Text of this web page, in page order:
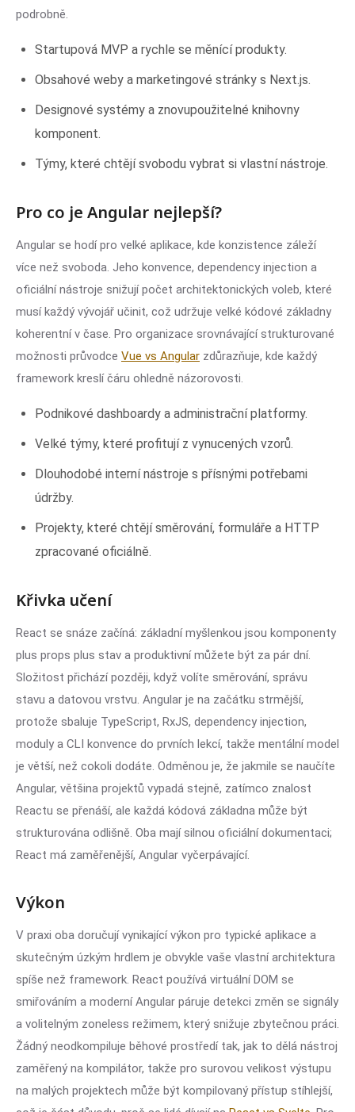
podrobně.
Startupová MVP a rychle se měnící produkty.
Obsahové weby a marketingové stránky s Next.js.
Designové systémy a znovupoužitelné knihovny
komponent.
Týmy, které chtějí svobodu vybrat si vlastní nástroje.
Pro co je Angular nejlepší?
Angular se hodí pro velké aplikace, kde konzistence záleží
více než svoboda. Jeho konvence, dependency injection a
oficiální nástroje snižují počet architektonických voleb, které
musí každý vývojář učinit, což udržuje velké kódové základny
koherentní v čase. Pro organizace srovnávající strukturované
možnosti průvodce Vue vs Angular zdůrazňuje, kde každý
framework kreslí čáru ohledně názorovosti.
Podnikové dashboardy a administrační platformy.
Velké týmy, které profitují z vynucených vzorů.
Dlouhodobé interní nástroje s přísnými potřebami
údržby.
Projekty, které chtějí směrování, formuláře a HTTP
zpracované oficiálně.
Křivka učení
React se snáze začíná: základní myšlenkou jsou komponenty
plus props plus stav a produktivní můžete být za pár dní.
Složitost přichází později, když volíte směrování, správu
stavu a datovou vrstvu. Angular je na začátku strmější,
protože sbaluje TypeScript, RxJS, dependency injection,
moduly a CLI konvence do prvních lekcí, takže mentální model
je větší, než cokoli dodáte. Odměnou je, že jakmile se naučíte
Angular, většina projektů vypadá stejně, zatímco znalost
Reactu se přenáší, ale každá kódová základna může být
strukturována odlišně. Oba mají silnou oficiální dokumentaci;
React má zaměřenější, Angular vyčerpávající.
Výkon
V praxi oba doručují vynikající výkon pro typické aplikace a
skutečným úzkým hrdlem je obvykle vaše vlastní architektura
spíše než framework. React používá virtuální DOM se
smiřováním a moderní Angular páruje detekci změn se signály
a volitelným zoneless režimem, který snižuje zbytečnou práci.
Žádný neodkompiluje běhové prostředí tak, jak to dělá nástroj
zaměřený na kompilátor, takže pro surovou velikost výstupu
na malých projektech může být kompilovaný přístup stíhlejší,